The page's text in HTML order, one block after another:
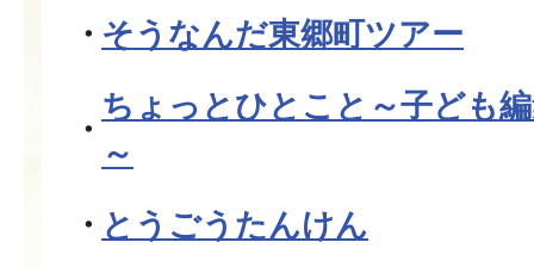
そうなんだ東郷町ツアー
ちょっとひとこと～子ども
～
とうごうたんけん